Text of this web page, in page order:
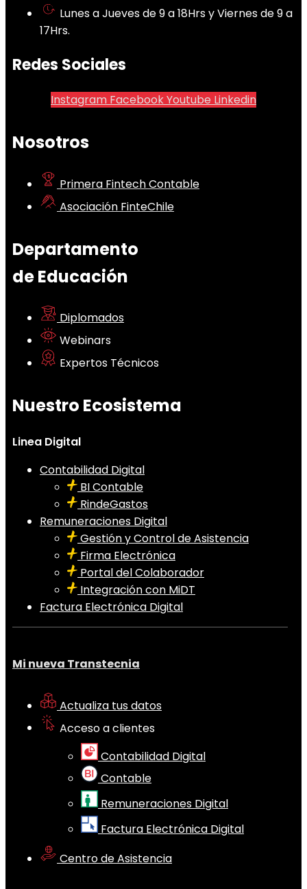
Lunes a Jueves de 9 a 18Hrs y Viernes de 9 a
17Hrs.
Redes Sociales
Instagram FacebookYoutube Linkedin
Nosotros
Primera Fintech Contable
Asociación FinteChile
Departamento
de Educación
Diplomados
Webinars
Expertos Técnicos
Nuestro Ecosistema
Linea Digital
Contabilidad Digital
BI Contable
RindeGastos
Remuneraciones Digital
Gestión y Control de Asistencia
Firma Electrónica
Portal del Colaborador
Integración con MiDT
Factura Electrónica Digital
Mi nueva Transtecnia
Actualiza tus datos
Acceso a clientes
Contabilidad Digital
Contable
Remuneraciones Digital
Factura Electrónica Digital
Centro de Asistencia